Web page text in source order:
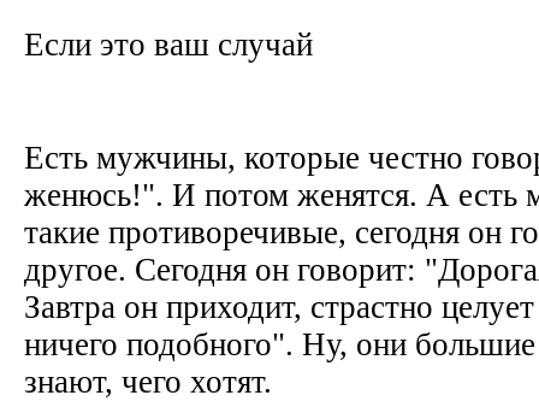
Если это ваш случай
Есть мужчины, которые честно
женюсь!". И потом женятся. А есть
такие противоречивые, сегодня он
другое. Сегодня он говорит:
Завтра он приходит, страстно
ничего подобного". Ну, они
знают, чего хотят.